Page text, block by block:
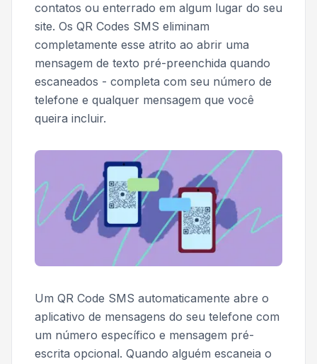
contatos ou enterrado em algum lugar do seu
site. Os QR Codes SMS eliminam
completamente esse atrito ao abrir uma
mensagem de texto pré-preenchida quando
escaneados - completa com seu número de
telefone e qualquer mensagem que você
queira incluir.
Um QR Code SMS automaticamente abre o
aplicativo de mensagens do seu telefone com
um número específico e mensagem pré-
escrita opcional. Quando alguém escaneia o